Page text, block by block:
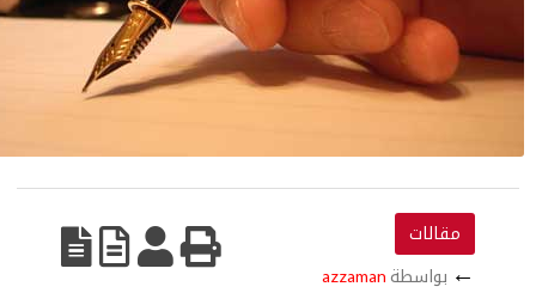
مقالات
بواسطة azzaman